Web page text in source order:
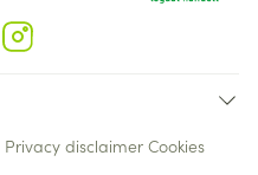
Privacy disclaimer Cookies